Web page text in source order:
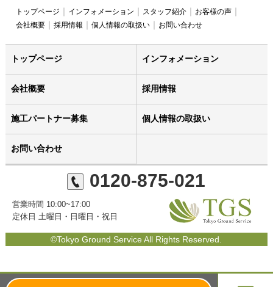
トップページ インフォメーション スタッフ紹介
お客様の声
会社概要
採用情報 個人情報の取扱い お問い合わせ
トップページ インフォメーション
会社概要 採用情報
施工パートナー募集 個人情報の取扱い
お問い合わせ
0120-875-021
営業時間 10:00~17:00
定休日 土曜日・日曜日・祝日
©Tokyo Ground Service All Rights Reserved.